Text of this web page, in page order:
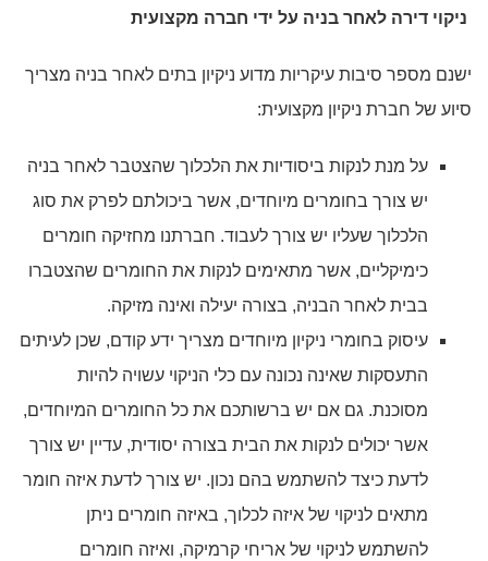
ניקוי דירה לאחר בניה על ידי חברה מקצועית
ישנם מספר סיבות עיקריות מדוע ניקיון בתים לאחר בניה מצריך
סיוע של חברת ניקיון מקצועית:
על מנת לנקות ביסודיות את הלכלוך שהצטבר לאחר בניה
יש צורך בחומרים מיוחדים, אשר ביכולתם לפרק את סוג
הלכלוך שעליו יש צורך לעבוד. חברתנו מחזיקה חומרים
כימיקליים, אשר מתאימים לנקות את החומרים שהצטברו
בבית לאחר הבניה, בצורה יעילה ואינה מזיקה.
עיסוק בחומרי ניקיון מיוחדים מצריך ידע קודם, שכן לעיתים
התעסקות שאינה נכונה עם כלי הניקוי עשויה להיות
מסוכנת. גם אם יש ברשותכם את כל החומרים המיוחדים,
אשר יכולים לנקות את הבית בצורה יסודית, עדיין יש צורך
לדעת כיצד להשתמש בהם נכון. יש צורך לדעת איזה חומר
מתאים לניקוי של איזה לכלוך, באיזה חומרים ניתן
להשתמש לניקוי של אריחי קרמיקה, ואיזה חומרים